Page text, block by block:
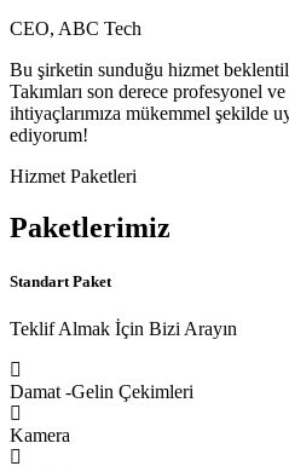
CEO, ABC Tech
Bu şirketin sunduğu hizmet
Takımları son derece profesyonel
ihtiyaçlarımıza mükemmel şekilde
ediyorum!
Hizmet Paketleri
Paketlerimiz
Standart Paket
Teklif Almak İçin Bizi Arayın
Damat -Gelin Çekimleri
Kamera